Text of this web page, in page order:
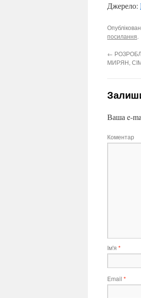
Джерело:
посилання.
←
МИРЯН,
Ваша e-
Коментар
Ім'я *
Email *